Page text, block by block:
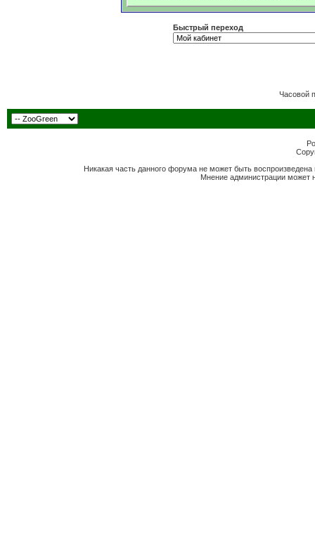
Быстрый переход
Часовой
Никакая часть данного форума не может быть
Мнение администрации может